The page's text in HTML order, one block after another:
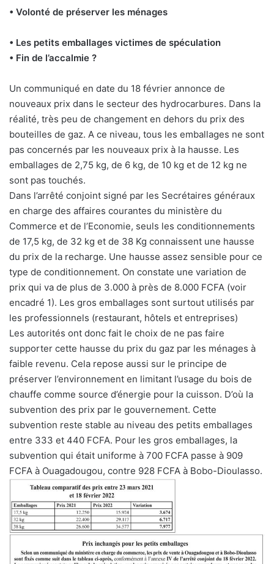
• Volonté de préserver les ménages
• Les petits emballages victimes de spéculation
• Fin de l’accalmie ?
Un communiqué en date du 18 février annonce de
nouveaux prix dans le secteur des hydrocarbures. Dans la
réalité, très peu de changement en dehors du prix des
bouteilles de gaz. A ce niveau, tous les emballages ne sont
pas concernés par les nouveaux prix à la hausse. Les
emballages de 2,75 kg, de 6 kg, de 10 kg et de 12 kg ne
sont pas touchés.
Dans l’arrêté conjoint signé par les Secrétaires généraux
en charge des affaires courantes du ministère du
Commerce et de l’Economie, seuls les conditionnements
de 17,5 kg, de 32 kg et de 38 Kg connaissent une hausse
du prix de la recharge. Une hausse assez sensible pour ce
type de conditionnement. On constate une variation de
prix qui va de plus de 3.000 à près de 8.000 FCFA (voir
encadré 1). Les gros emballages sont surtout utilisés par
les professionnels (restaurant, hôtels et entreprises)
Les autorités ont donc fait le choix de ne pas faire
supporter cette hausse du prix du gaz par les ménages à
faible revenu. Cela repose aussi sur le principe de
préserver l’environnement en limitant l’usage du bois de
chauffe comme source d’énergie pour la cuisson. D’où la
subvention des prix par le gouvernement. Cette
subvention reste stable au niveau des petits emballages
entre 333 et 440 FCFA. Pour les gros emballages, la
subvention qui était uniforme à 700 FCFA passe à 909
FCFA à Ouagadougou, contre 928 FCFA à Bobo-Dioulasso.